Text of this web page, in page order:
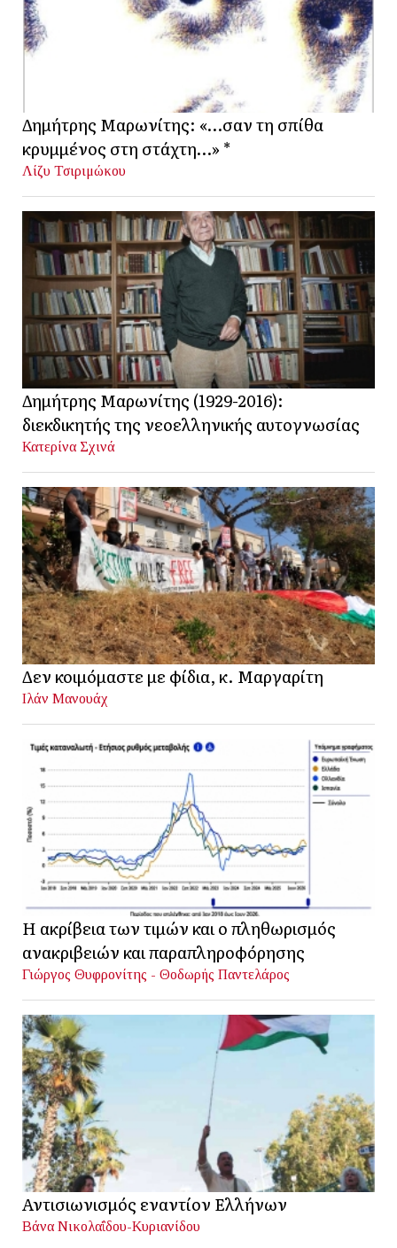
Δημήτρης Μαρωνίτης: «…σαν τη σπίθα
κρυμμένος στη στάχτη…» *
Λίζυ Τσιριμώκου
Δημήτρης Μαρωνίτης (1929-2016):
διεκδικητής της νεοελληνικής αυτογνωσίας
Κατερίνα Σχινά
Δεν κοιμόμαστε με φίδια, κ. Μαργαρίτη
Ιλάν Μανουάχ
Η ακρίβεια των τιμών και ο πληθωρισμός
ανακριβειών και παραπληροφόρησης
Γιώργος Θυφρονίτης - Θοδωρής Παντελάρος
Αντισιωνισμός εναντίον Ελλήνων
Βάνα Νικολαΐδου-Κυριανίδου